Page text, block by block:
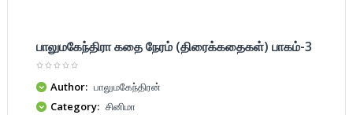
பாலுமகேந்திரா கதை நேரம் (திரைக்கதைகள்) பாகம்-3
Author: பாலுமகேந்திரன்
Category: சினிமா